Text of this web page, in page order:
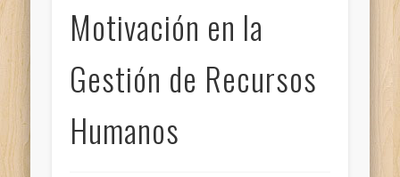
Motivación en la
Gestión de Recursos
Humanos